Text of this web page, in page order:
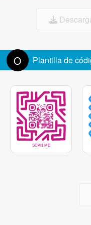
Centro del marcador
Eliminar el
O Plantilla de